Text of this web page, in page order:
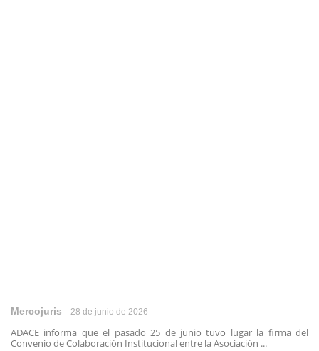
Mercojuris 28 de junio de 2026
ADACE informa que el pasado 25 de junio tuvo lugar la firma del
Convenio de Colaboración Institucional entre la Asociación ...